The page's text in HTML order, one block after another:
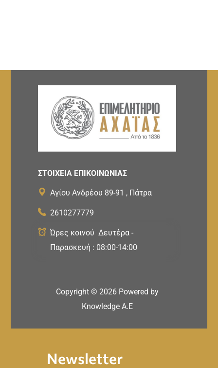
ΣΤΟΙΧΕΙΑ ΕΠΙΚΟΙΝΩΝΙΑΣ
Αγίου Ανδρέου 89-91 , Πάτρα
2610277779
Ώρες κοινού Δευτέρα -
Παρασκευή : 08:00-14:00
Copyright © 2026 Powered by
Knowledge A.E
Newsletter